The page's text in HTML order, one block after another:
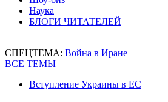
Наука
БЛОГИ ЧИТАТЕЛЕЙ
СПЕЦТЕМА: Война в Иране
ВСЕ ТЕМЫ
Вступление Украины в ЕС